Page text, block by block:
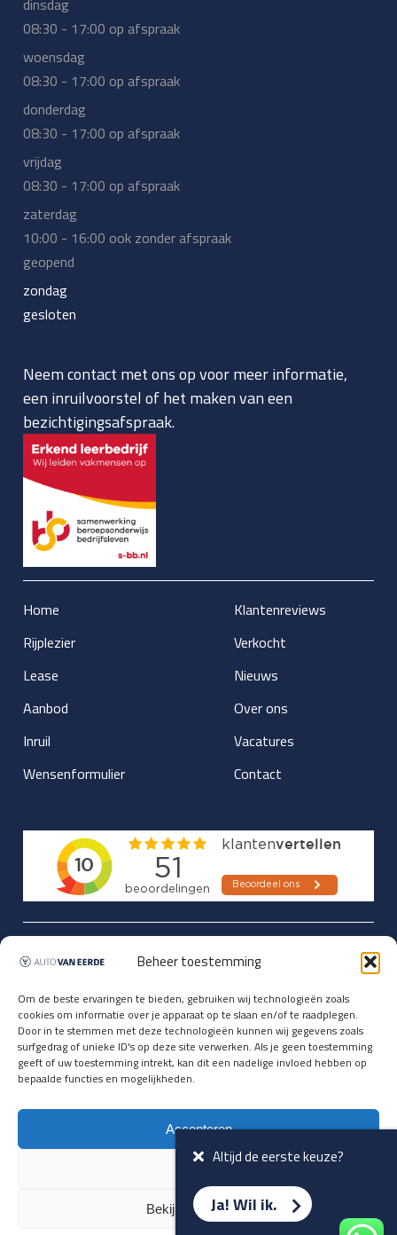
Beheer toestemming
Om de beste ervaringen te bieden, gebruiken wij technologieën zoals
cookies om informatie over je apparaat op te slaan en/of te raadplegen.
Door in te stemmen met deze technologieën kunnen wij gegevens zoals
surfgedrag of unieke ID's op deze site verwerken. Als je geen toestemming
geeft of uw toestemming intrekt, kan dit een nadelige invloed hebben op
bepaalde functies en mogelijkheden.
Accepteren
Bekijk voorkeuren
dinsdag
08:30 - 17:00 op afspraak
woensdag
08:30 - 17:00 op afspraak
donderdag
08:30 - 17:00 op afspraak
vrijdag
08:30 - 17:00 op afspraak
zaterdag
10:00 - 16:00 ook zonder afspraak
geopend
zondag
gesloten
Neem contact met ons op voor meer informatie,
een inruilvoorstel of het maken van een
bezichtigingsafspraak.
Home
Rijplezier
Lease
Aanbod
Inruil
Wensenformulier
Klantenreviews
Verkocht
Nieuws
Over ons
Vacatures
Contact
Updates over nieuwbinnen-komers
vóórdat ze op de portals staan?
Registreer je hier.
E-mailadres *
Altijd de eerste keuze?
Ja! Wil ik.